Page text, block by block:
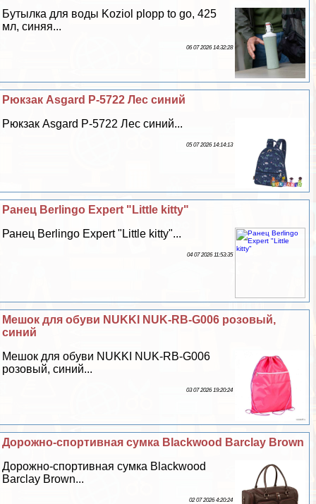
Бутылка для воды Koziol plopp to go, 425
мл, синяя...
06 07 2026 14:32:28
Рюкзак Asgard Р-5722 Лес синий
Рюкзак Asgard Р-5722 Лес синий...
05 07 2026 14:14:13
Ранец Berlingo Expert "Little kitty"
Ранец Berlingo Expert "Little kitty"...
04 07 2026 11:53:35
Мешок для обуви NUKKI NUK-RB-G006 розовый,
синий
Мешок для обуви NUKKI NUK-RB-G006
розовый, синий...
03 07 2026 19:20:24
Дорожно-спортивная сумка Blackwood Barclay Brown
Дорожно-спортивная сумка Blackwood
Barclay Brown...
02 07 2026 4:20:24